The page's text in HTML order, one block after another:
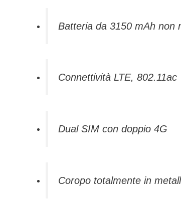
Batteria da 3150 mAh non
Connettività LTE, 802.11ac
Dual SIM con doppio 4G
Coropo totalmente in